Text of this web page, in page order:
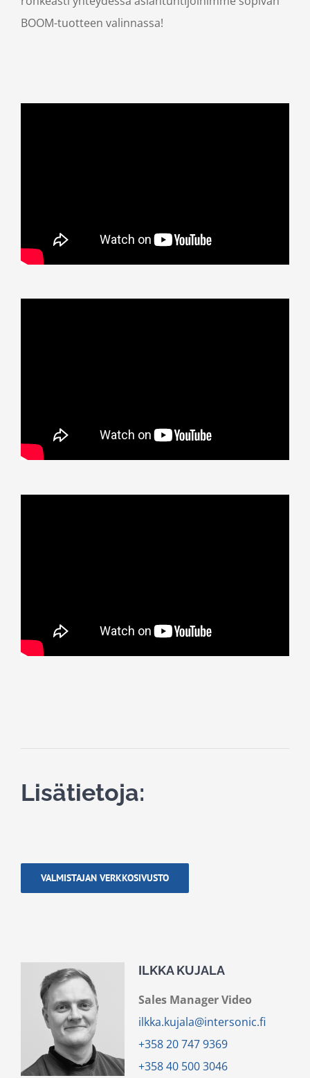
BOOM-tuotteen valinnassa!
Lisätietoja:
VALMISTAJAN VERKKOSIVUSTO
ILKKA KUJALA
Sales ManagerVideo
ilkka.kujala@intersonic.fi
+358 20747 9369
+35840 500 3046